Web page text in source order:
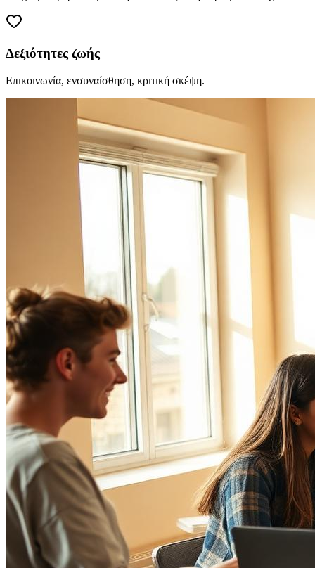
Δεξιότητες ζωής
Επικοινωνία, ενσυναίσθηση, κριτική σκέψη.